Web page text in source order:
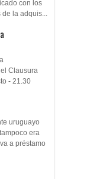
con los
la adquis...
Clausura
- 21.30
uruguayo
era
a préstamo